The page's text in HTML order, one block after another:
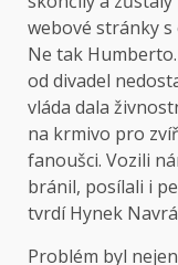
webové stránky
Ne tak
od divadel
vláda dala
na krmivo pro
fanoušci. Vozili
bránil, posílali i
tvrdí Hynek
Problém byl